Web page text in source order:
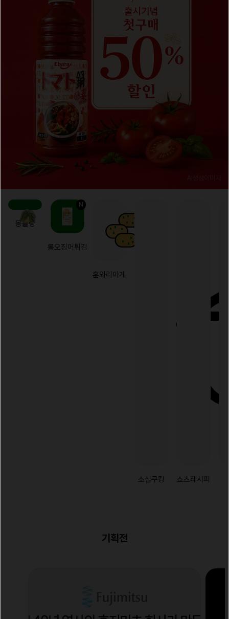
몽블랑
N
롱오징어튀김
훈와리아게
소셜쿠킹 쇼츠레시피
기획전